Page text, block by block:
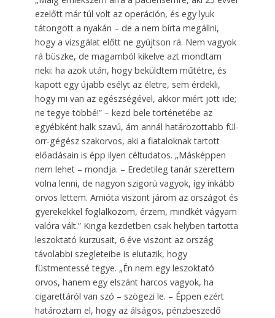
ezelőtt már túl volt az operáción, és egy lyuk
tátongott a nyakán – de a nem bírta megállni,
hogy a vizsgálat előtt ne gyújtson rá. Nem vagyok
rá büszke, de magamból kikelve azt mondtam
neki: ha azok után, hogy beküldtem műtétre, és
kapott egy újabb esélyt az életre, sem érdekli,
hogy mi van az egészségével, akkor miért jött ide;
ne tegye többé!” – kezd bele történetébe az
egyébként halk szavú, ám annál határozottabb fül-
orr-gégész szakorvos, aki a fiataloknak tartott
előadásain is épp ilyen céltudatos. „Másképpen
nem lehet – mondja. – Eredetileg tanár szerettem
volna lenni, de nagyon szigorú vagyok, így inkább
orvos lettem. Amióta viszont járom az országot és
gyerekekkel foglalkozom, érzem, mindkét vágyam
valóra vált.” Kinga kezdetben csak helyben tartotta
leszoktató kurzusait, 6 éve viszont az ország
távolabbi szegleteibe is elutazik, hogy
füstmentessé tegye. „Én nem egy leszoktató
orvos, hanem egy elszánt harcos vagyok, ha
cigarettáról van szó – szögezi le. – Éppen ezért
határoztam el, hogy az álságos, pénzbeszedő